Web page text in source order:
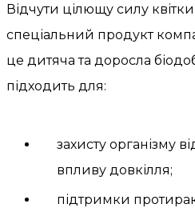
Відчути цілющу силу
спеціальний продукт
це дитяча та доросла
підходить для:
захисту організму
впливу довкілля;
підтримки